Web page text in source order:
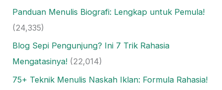
Panduan Menulis Biografi: Lengkap untuk Pemula!
(24,335)
Blog Sepi Pengunjung? Ini 7 Trik Rahasia
Mengatasinya! (22,014)
75+ Teknik Menulis Naskah Iklan: Formula Rahasia!